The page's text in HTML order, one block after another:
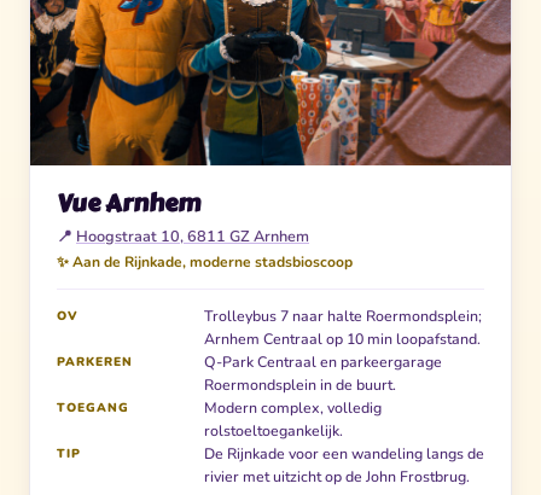
Vue Arnhem
📍 Hoogstraat 10, 6811 GZ Arnhem
✨ Aan de Rijnkade, moderne stadsbioscoop
OV
Trolleybus 7 naar halte Roermondsplein;
Arnhem Centraal op 10 min loopafstand.
PARKEREN
Q-Park Centraal en parkeergarage
Roermondsplein in de buurt.
TOEGANG
Modern complex, volledig
rolstoeltoegankelijk.
TIP
De Rijnkade voor een wandeling langs de
rivier met uitzicht op de John Frostbrug.